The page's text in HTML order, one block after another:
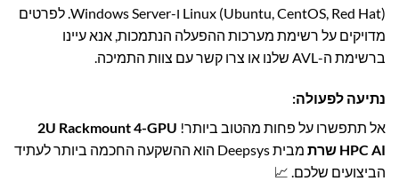
Linux (Ubuntu, CentOS, Red Hat) ו-Windows Server. לפרטים
מדויקים על רשימת מערכות ההפעלה הנתמכות, אנא עיינו
ברשימת ה-AVL שלנו או צרו קשר עם צוות התמיכה.
נתיעה לפעולה:
אל תתפשרו על פחות מהטוב ביותר! 2U Rackmount 4-GPU
HPC AI שרת
מבית Deepsys הוא ההשקעה החכמה ביותר לעתיד
הביצועים שלכם. 📈